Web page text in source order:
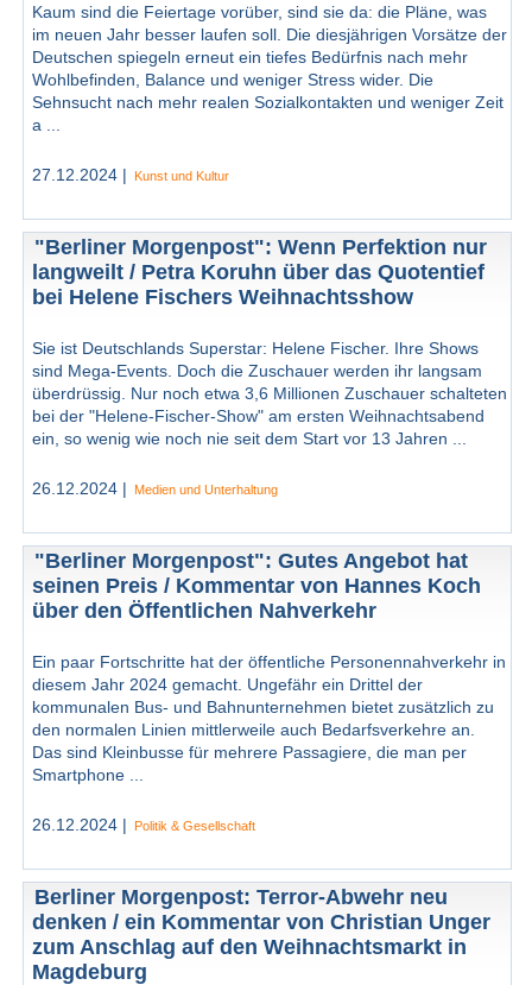
Kaum sind die Feiertage vorüber, sind sie da: die Pläne, was
im neuen Jahr besser laufen soll. Die diesjährigen Vorsätze der
Deutschen spiegeln erneut ein tiefes Bedürfnis nach mehr
Wohlbefinden, Balance und weniger Stress wider. Die
Sehnsucht nach mehr realen Sozialkontakten und weniger Zeit
a ...
27.12.2024 | Kunst und Kultur
"Berliner Morgenpost": Wenn Perfektion nur
langweilt / Petra Koruhn über das Quotentief
bei Helene Fischers Weihnachtsshow
Sie ist Deutschlands Superstar: Helene Fischer. Ihre Shows
sind Mega-Events. Doch die Zuschauer werden ihr langsam
überdrüssig. Nur noch etwa 3,6 Millionen Zuschauer schalteten
bei der "Helene-Fischer-Show" am ersten Weihnachtsabend
ein, so wenig wie noch nie seit dem Start vor 13 Jahren ...
26.12.2024 | Medien und Unterhaltung
"Berliner Morgenpost": Gutes Angebot hat
seinen Preis / Kommentar von Hannes Koch
über den Öffentlichen Nahverkehr
Ein paar Fortschritte hat der öffentliche Personennahverkehr in
diesem Jahr 2024 gemacht. Ungefähr ein Drittel der
kommunalen Bus- und Bahnunternehmen bietet zusätzlich zu
den normalen Linien mittlerweile auch Bedarfsverkehre an.
Das sind Kleinbusse für mehrere Passagiere, die man per
Smartphone ...
26.12.2024 | Politik & Gesellschaft
Berliner Morgenpost: Terror-Abwehr neu
denken / ein Kommentar von Christian Unger
zum Anschlag auf den Weihnachtsmarkt in
Magdeburg